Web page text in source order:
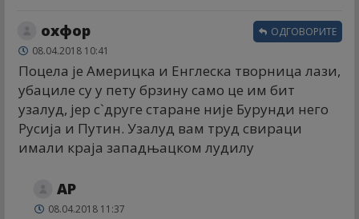
оxфор
08.04.2018 10:41
Поцела је Америцка и Енглеска творница лази,
убациле су у пету брзину само це им бит
узалуд, јер с`друге старане није Бурунди него
Русија и Путин. Узалуд вам труд свираци
имали краја западњацком лудилу
ОДГОВОРИТЕ
АР
08.04.2018 11:37